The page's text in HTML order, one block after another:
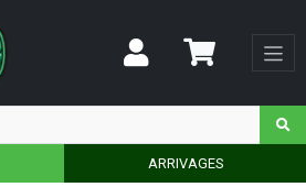
ARRIVAGES